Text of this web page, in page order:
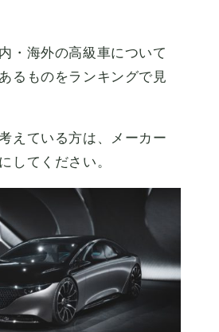
・海外の高級車について
るものをランキングで見
えている方は、メーカー
してください。